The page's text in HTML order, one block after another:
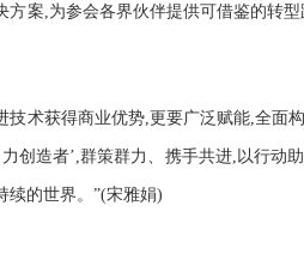
案,为参会各界伙伴提供可借鉴的转
术获得商业优势,更要广泛赋能,全面构
创造者’,群策群力、携手共进,以行动
续的世界。”(宋雅娟)